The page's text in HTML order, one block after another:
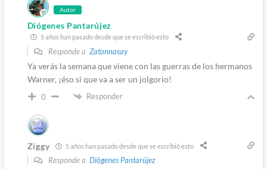
Autor
Diógenes Pantarújez
5 años han pasado desde que se escribió esto
Responde a Zatannasay
Ya verás la semana que viene con las guerras de los hermanos
Warner, ¡éso si que va a ser un jolgorio!
0 Responder
Ziggy 5 años han pasado desde que se escribió esto
Responde a Diógenes Pantarújez